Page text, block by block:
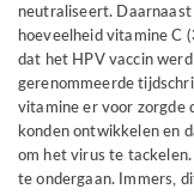
neutraliseert.
hoeveelheid vitamine C
dat het HPV vaccin
gerenommeerde
vitamine er voor zorgde
konden ontwikkelen en
om het virus te
te ondergaan. Immers,